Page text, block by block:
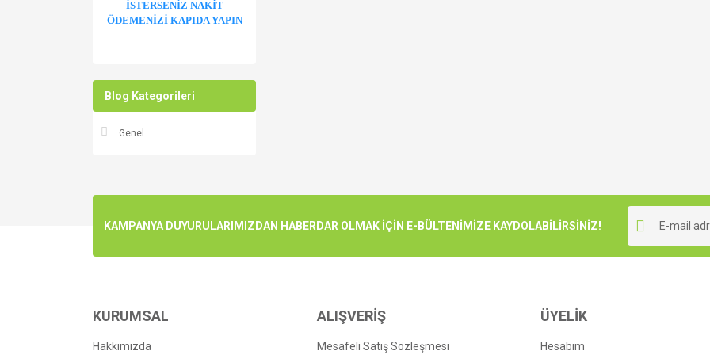
İSTERSENİZ NAKİT
ÖDEMENİZİ KAPIDA YAPIN
Blog Kategorileri
Genel
KAMPANYA DUYURULARIMIZDAN HABERDAR OLMAK İÇİN E-BÜLTENİMİZE KAYDOLABİLİRSİNİZ!
KURUMSAL
Hakkımızda
ALIŞVERİŞ
Mesafeli Satış Sözleşmesi
ÜYELİK
Hesabım